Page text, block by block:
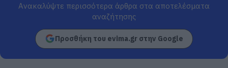
Ανακαλύψτε περισσότερα άρθρα στα αποτελέσματα
αναζήτησης
Προσθήκη του evima.gr στην Google